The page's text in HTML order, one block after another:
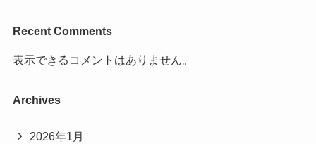
Recent Comments
表示できるコメントはありません。
Archives
2026年1月